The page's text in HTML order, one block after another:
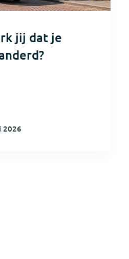
jij dat je
2026